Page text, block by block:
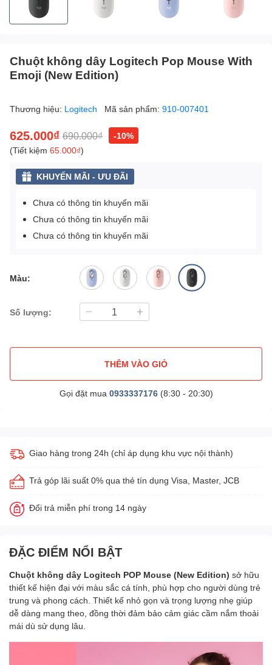
Chuột không dây Logitech Pop Mouse With
Emoji (New Edition)
Thương hiệu: Logitech Mã sản phẩm: 910-007401
625.000₫ 690.000₫
-10%
(Tiết kiệm 65.000₫)
KHUYẾN MÃI - ƯU ĐÃI
Chưa có thông tin khuyến mãi
Chưa có thông tin khuyến mãi
Chưa có thông tin khuyến mãi
Màu:
Số lượng:
THÊM VÀO GIỎ
Gọi đặt mua 0933337176(8:30 - 20:30)
Giao hàng trong 24h (chỉ áp dụng khu vực nội thành)
Trả góp lãi suất 0% qua thẻ tín dụng Visa, Master, JCB
Đổi trả miễn phí trong 14 ngày
ĐẶC ĐIỂM NỔI BẬT
Chuột không dây Logitech POP Mouse (New Edition) sở hữu
thiết kế hiện đại với màu sắc cá tính, phù hợp cho người dùng trẻ
trung và phong cách. Thiết kế nhỏ gọn và trọng lượng nhẹ giúp
dễ dàng mang theo, đồng thời đảm bảo cảm giác cầm nắm thoải
mái dù sử dụng lâu.